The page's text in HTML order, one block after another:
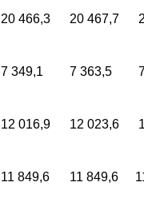
20 466,3 20 467,7
7 349,1 7 363,5
12 016,9 12 023,6
11 849,6 11 849,6